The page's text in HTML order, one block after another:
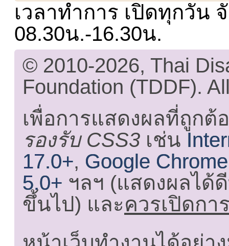
เวลาทำการ เปิดทุกวัน
08.30น.-16.30น.
© 2010-2026, Thai
Foundation (TDDF).
เพื่อการแสดงผลที่ถูกต้
รองรับ CSS3 เช่น
17.0+, Google
5.0+ ฯลฯ (แสดงผลได้
ขึ้นไป) และควรเปิดกา